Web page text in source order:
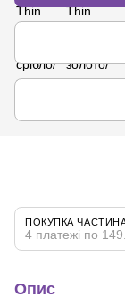
ПОКУПКА
4 платежі по
Опис